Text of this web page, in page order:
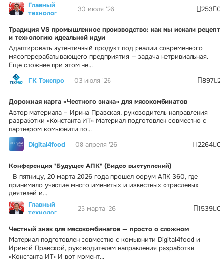
Главный
технолог
30 июля '26 253
Традиция VS промышленное производство: как мы искали рецепт
и технологию идеальной ндуи
Адаптировать аутентичный продукт под реалии современного
мясоперерабатывающего предприятия — задача нетривиальная.
Еще сложнее при этом не...
ГК Тэкспро
03 июля '26 897
Дорожная карта «Честного знака» для мясокомбинатов
Автор материала – Ирина Правская, руководитель направления
разработки «Константа ИТ» Материал подготовлен совместно с
партнером комьюнити по...
Digital4food
08 апреля '26 2264
Конференция "Будущее АПК" (Видео выступлений)
В пятницу, 20 марта 2026 года прошел форум АПК 360, где
принимало участие много именитых и известных отраслевых
деятелей и...
Главный
технолог
25 марта '26 1539
Честный знак для мясокомбинатов — просто о сложном
Материал подготовлен совместно с комьюнити Digital4food и
Ириной Правской, руководителем направления разработки
«Константа ИТ» И вот момент...